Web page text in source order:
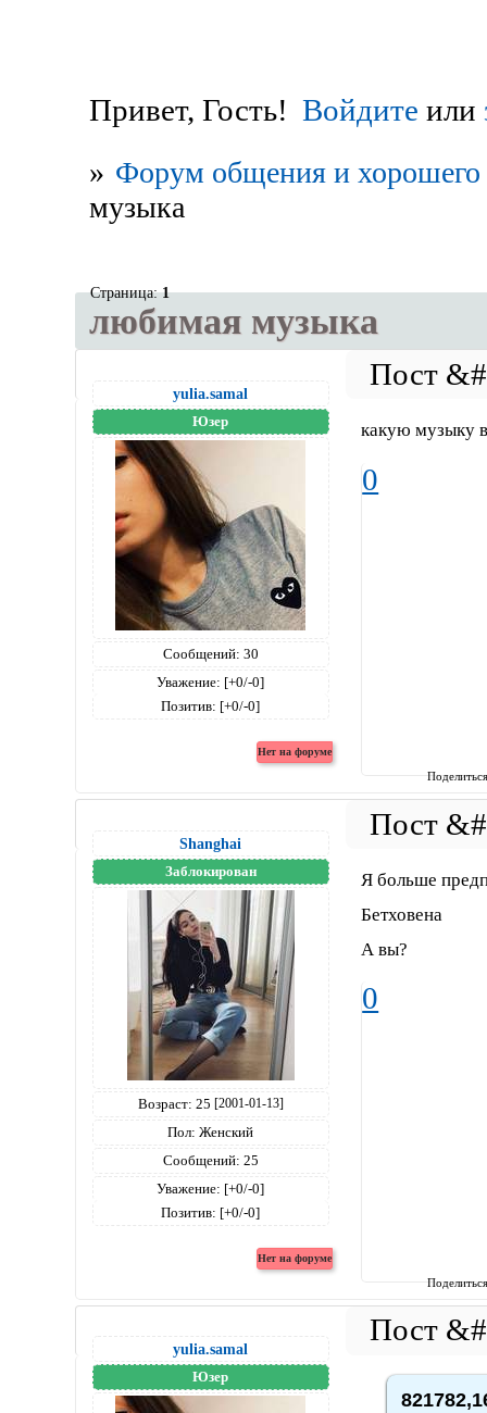
Привет, Гость! Войдите или
» Форум общения и хорошего
музыка
любимая музыка
Страница:1
yulia.samal
Юзер
Сообщений: 30
Уважение: [+0/-0]
Позитив: [+0/-0]
какую музыку
0
Shanghai
Заблокирован
Возраст: 25 [2001-01-13]
Пол: Женский
Сообщений: 25
Уважение: [+0/-0]
Позитив: [+0/-0]
Я больше
Бетховена
А вы?
0
yulia.samal
Юзер